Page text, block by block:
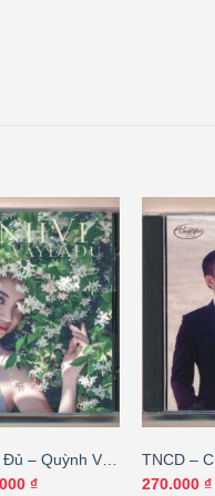
– Quỳnh Vi
GỐC)
₫Giá
TNCD –
Hồng Nhân
270.000 ₫